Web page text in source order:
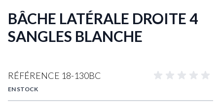
BÂCHE LATÉRALE DROITE 4
SANGLES BLANCHE
RÉFÉRENCE 18-130BC
EN STOCK